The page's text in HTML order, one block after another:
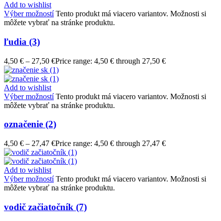
Add to wishlist
Výber možností Tento produkt má viacero variantov. Možnosti si
môžete vybrať na stránke produktu.
ľudia (3)
4,50 € – 27,50 €Price range: 4,50 € through 27,50 €
Add to wishlist
Výber možností Tento produkt má viacero variantov. Možnosti si
môžete vybrať na stránke produktu.
označenie (2)
4,50 € – 27,47 €Price range: 4,50 € through 27,47 €
Add to wishlist
Výber možností Tento produkt má viacero variantov. Možnosti si
môžete vybrať na stránke produktu.
vodič začiatočník (7)